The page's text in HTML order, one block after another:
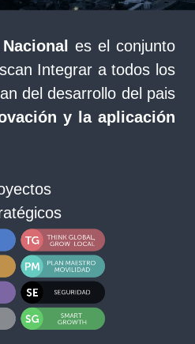
es el conjunto
Integrar a todos los
del desarrollo del pais
y la aplicación